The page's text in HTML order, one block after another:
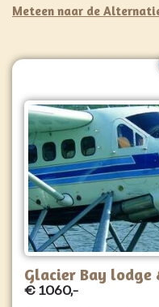
Meteen naar de
Glacier Bay lodge
€ 1060,-